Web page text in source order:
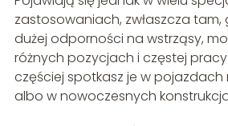
zastosowaniach, zwłaszcza
dużej odporności na wstrząsy,
różnych pozycjach i częstej
częściej spotkasz je w pojazdach
albo w nowoczesnych